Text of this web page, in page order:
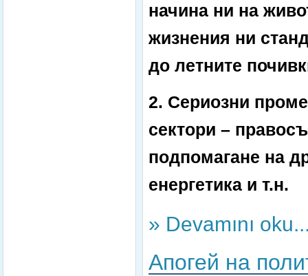
начина ни на
жизнения ни
до летните
2. Сериозни
сектори –
подпомагане на
енергетика и т.н.
» Devamını
Апогей на